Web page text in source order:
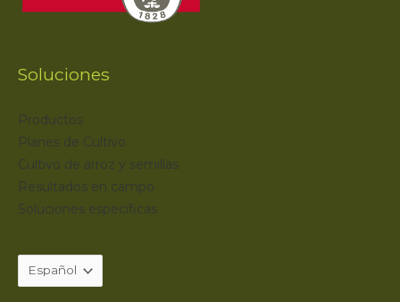
Soluciones
Productos
Planes de Cultivo
Cultivo de arroz y semillas
Resultados en campo
Soluciones específicas